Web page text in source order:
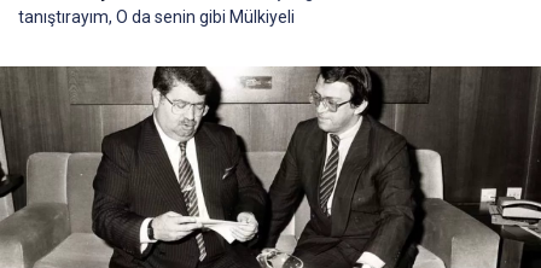
tanıştırayım, O da senin gibi Mülkiyeli